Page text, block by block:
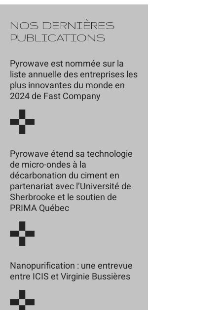
NOS DERNIÈRES
PUBLICATIONS
Pyrowave est nommée sur la
liste annuelle des entreprises les
plus innovantes du monde en
2024 de Fast Company
Pyrowave étend sa technologie
de micro-ondes à la
décarbonation du ciment en
partenariat avec l’Université de
Sherbrooke et le soutien de
PRIMA Québec
Nanopurification : une entrevue
entre ICIS et Virginie Bussières